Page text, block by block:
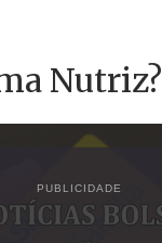
Nutriz?
PUBLICIDADE